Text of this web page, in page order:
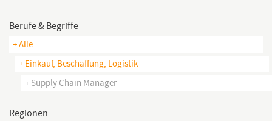
Berufe & Begriffe
+ Alle
+ Einkauf, Beschaffung, Logistik
+ Supply Chain Manager
Regionen